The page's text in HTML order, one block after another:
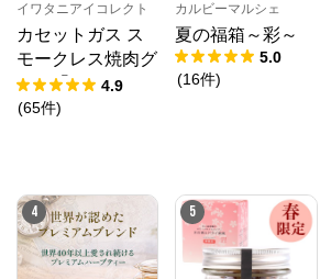
イワタニアイコレクト
カセットガス ス
モークレス焼肉グ
リル「やきまる」
シャア専用ザクII
4.9
(65件)
カルビーマルシェ
夏の福箱～彩～
5.0
(16件)
4 5